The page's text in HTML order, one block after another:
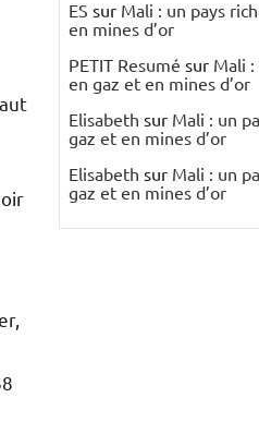
ES sur Mali : un pays
en mines d’or
PETIT Resumé sur Mali
en gaz et en mines d’or
Elisabeth sur Mali : un
gaz et en mines d’or
Elisabeth sur Mali : un
gaz et en mines d’or